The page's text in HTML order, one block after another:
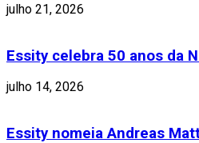
julho 21, 2026
Essity celebra 50 anos da
julho 14, 2026
Essity nomeia Andreas